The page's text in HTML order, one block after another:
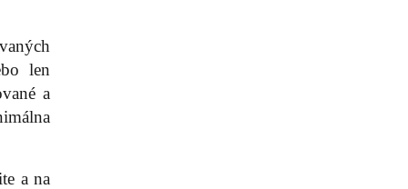
len
a
a na